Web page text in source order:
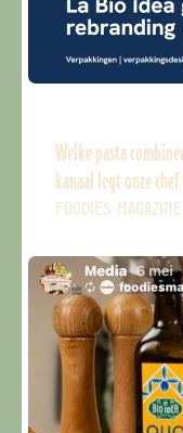
Welke pasta
kanaal legt onze
FOODIES MAGAZINE